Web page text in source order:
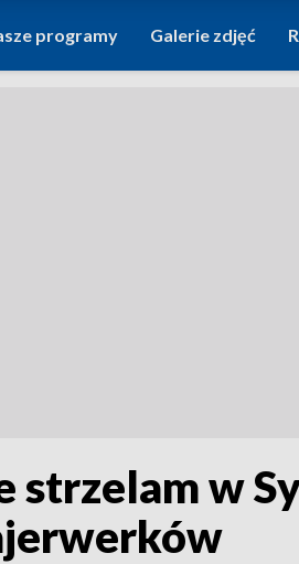
programy Galerie zdjęć
strzelam w